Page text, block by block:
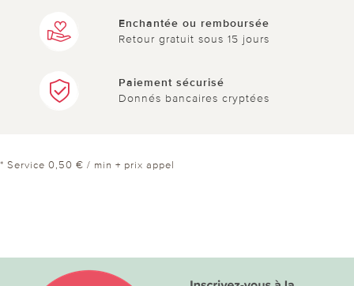
Enchantée ou remboursée
Retour gratuit sous 15 jours
Paiement sécurisé
Donnés bancaires cryptées
* Service 0,50 € / min + prix appel